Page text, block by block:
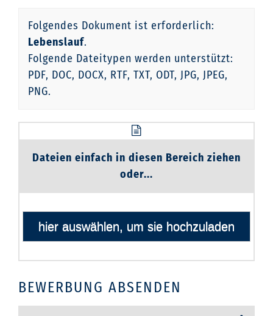
Folgendes Dokument ist erforderlich:
Lebenslauf.
Folgende Dateitypen werden unterstützt:
PDF, DOC, DOCX, RTF, TXT, ODT, JPG, JPEG,
PNG.
Dateien einfach in diesen Bereich ziehen
oder...
hier auswählen, um sie hochzuladen
BEWERBUNG ABSENDEN